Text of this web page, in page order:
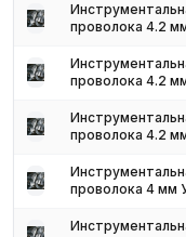
проволока 4.2
проволока 4.2
проволока 4.2
проволока 4 мм